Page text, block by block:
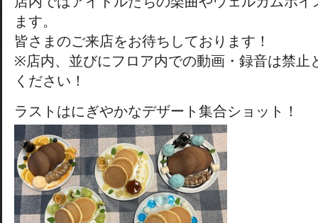
ます。
皆さまのご来店をお待ちしております！
※店内、並びにフロア内での動画・録音は禁止
ください！
ラストはにぎやかなデザート集合ショット！